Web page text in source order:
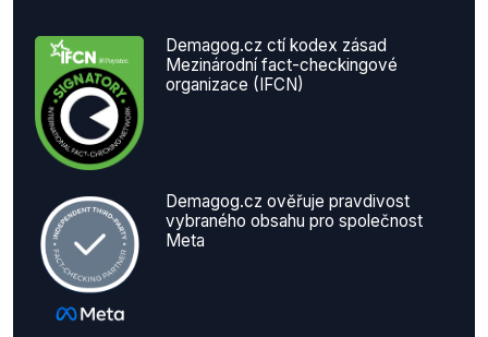
Demagog.cz ctí kodex zásad
Mezinárodní fact-checkingové
organizace (IFCN)
Demagog.cz ověřuje pravdivost
vybraného obsahu pro společnost
Meta